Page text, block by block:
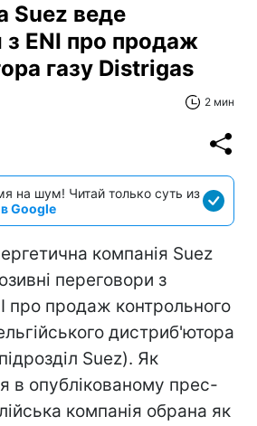
Suez веде
з ENI про продаж
газу Distrigas
2 мин
на шум! Читай только суть из
Google
компанія Suez
переговори з
про продаж контрольного
дистриб'ютора
Suez). Як
в опублікованому прес-
компанія обрана як